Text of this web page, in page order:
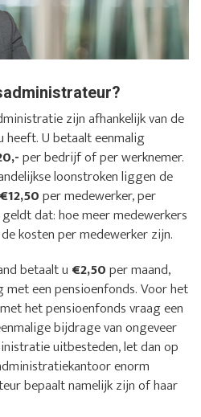
zijn afhankelijk van de
heeft. U betaalt eenmalig
per bedrijf of per werknemer.
loonstroken liggen de
per medewerker, per
dat: hoe meer medewerkers
kosten per medewerker zijn.
betaalt u €2,50per maand,
een pensioenfonds. Voor het
het pensioenfonds vraag een
bijdrage van ongeveer
uitbesteden, let dan op
enorm
bepaalt namelijk zijn of haar